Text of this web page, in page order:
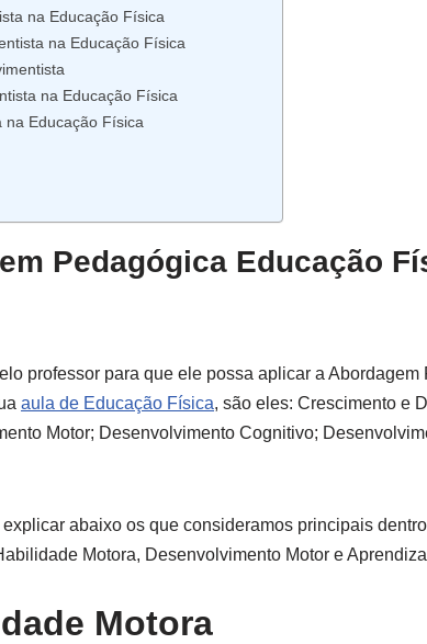
na Educação Física
na Educação Física
na Educação Física
na Educação Física
Pedagógica Educação
professor para que ele possa aplicar a
aula de Educação Física, são eles: Crescimento e
Motor; Desenvolvimento Cognitivo;
abaixo os que consideramos principais
Motora, Desenvolvimento Motor e
Motora